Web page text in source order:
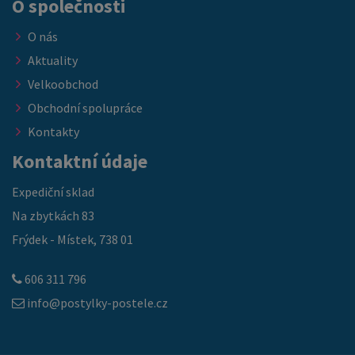
O společnosti
O nás
Aktuality
Velkoobchod
Obchodní spolupráce
Kontakty
Kontaktní údaje
Expediční sklad
Na zbytkách 83
Frýdek - Místek, 738 01
606 311 796
info@postylky-postele.cz